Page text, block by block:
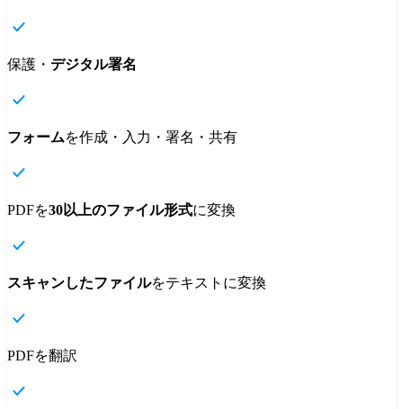
保護・ デジタル署名
フォームを作成・入力・署名・共有
PDFを30以上のファイル形式に変換
スキャンしたファイルをテキストに変換
PDFを翻訳